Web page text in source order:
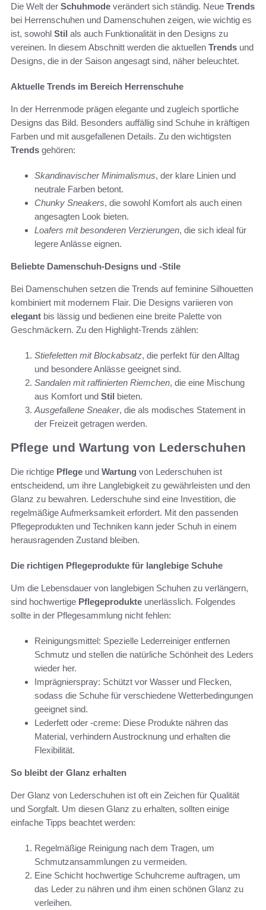
Die Welt der Schuhmode verändert sich ständig. Neue Trends
bei Herrenschuhen und Damenschuhen zeigen, wie wichtig es
ist, sowohl Stil als auch Funktionalität in den Designs zu
vereinen. In diesem Abschnitt werden die aktuellen Trends und
Designs, die in der Saison angesagt sind, näher beleuchtet.
Aktuelle Trends im Bereich Herrenschuhe
In der Herrenmode prägen elegante und zugleich sportliche
Designs das Bild. Besonders auffällig sind Schuhe in kräftigen
Farben und mit ausgefallenen Details. Zu den wichtigsten
Trends gehören:
Skandinavischer Minimalismus, der klare Linien und
neutrale Farben betont.
Chunky Sneakers, die sowohl Komfort als auch einen
angesagten Look bieten.
Loafers mit besonderen Verzierungen, die sich ideal für
legere Anlässe eignen.
Beliebte Damenschuh-Designs und -Stile
Bei Damenschuhen setzen die Trends auf feminine Silhouetten
kombiniert mit modernem Flair. Die Designs variieren von
elegant bis lässig und bedienen eine breite Palette von
Geschmäckern. Zu den Highlight-Trends zählen:
Stiefeletten mit Blockabsatz, die perfekt für den Alltag
und besondere Anlässe geeignet sind.
Sandalen mit raffinierten Riemchen, die eine Mischung
aus Komfort und Stil bieten.
Ausgefallene Sneaker, die als modisches Statement in
der Freizeit getragen werden.
Pflege und Wartung von Lederschuhen
Die richtige Pflege und Wartung von Lederschuhen ist
entscheidend, um ihre Langlebigkeit zu gewährleisten und den
Glanz zu bewahren. Lederschuhe sind eine Investition, die
regelmäßige Aufmerksamkeit erfordert. Mit den passenden
Pflegeprodukten und Techniken kann jeder Schuh in einem
herausragenden Zustand bleiben.
Die richtigen Pflegeprodukte für langlebige Schuhe
Um die Lebensdauer von langlebigen Schuhen zu verlängern,
sind hochwertige Pflegeprodukte unerlässlich. Folgendes
sollte in der Pflegesammlung nicht fehlen:
Reinigungsmittel: Spezielle Lederreiniger entfernen
Schmutz und stellen die natürliche Schönheit des Leders
wieder her.
Imprägnierspray: Schützt vor Wasser und Flecken,
sodass die Schuhe für verschiedene Wetterbedingungen
geeignet sind.
Lederfett oder -creme: Diese Produkte nähren das
Material, verhindern Austrocknung und erhalten die
Flexibilität.
So bleibt der Glanz erhalten
Der Glanz von Lederschuhen ist oft ein Zeichen für Qualität
und Sorgfalt. Um diesen Glanz zu erhalten, sollten einige
einfache Tipps beachtet werden:
Regelmäßige Reinigung nach dem Tragen, um
Schmutzansammlungen zu vermeiden.
Eine Schicht hochwertige Schuhcreme auftragen, um
das Leder zu nähren und ihm einen schönen Glanz zu
verleihen.